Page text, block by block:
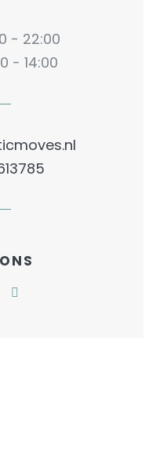
- 22:00
- 14:00